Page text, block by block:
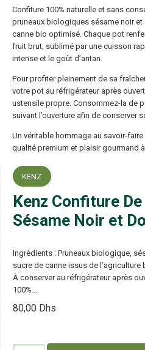
Confiture 100% naturelle et sans
pruneaux biologiques sésame noir
canne bio optimisé. Chaque pot
fruit brut, sublimé par une cuisson
intense et le goût d’antan.
Pour profiter pleinement de sa
votre pot au réfrigérateur après
ustensile propre. Consommez-la de
suivant l’ouverture afin de conserver
Un véritable hommage au savoir-faire
qualité premium et plaisir gourmand
KENZ
Kenz Confiture
Sésame Noir et
Ingrédients : Pruneaux biologique,
sucre de canne issus de
À conserver au réfrigérateur après
100%…
80,00 Dhs